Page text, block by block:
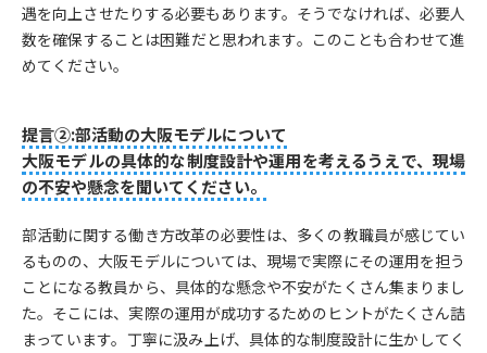
遇を向上させたりする必要もあります。そうでなければ、必要人
数を確保することは困難だと思われます。このことも合わせて進
めてください。
提言②:部活動の大阪モデルについて
大阪モデルの具体的な制度設計や運用を考えるうえで、現場
の不安や懸念を聞いてください。
部活動に関する働き方改革の必要性は、多くの教職員が感じてい
るものの、大阪モデルについては、現場で実際にその運用を担う
ことになる教員から、具体的な懸念や不安がたくさん集まりまし
た。そこには、実際の運用が成功するためのヒントがたくさん詰
まっています。丁寧に汲み上げ、具体的な制度設計に生かしてく